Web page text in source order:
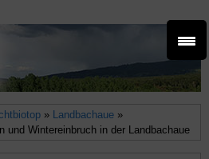
» Landbachaue »
und Wintereinbruch in der Landbachaue